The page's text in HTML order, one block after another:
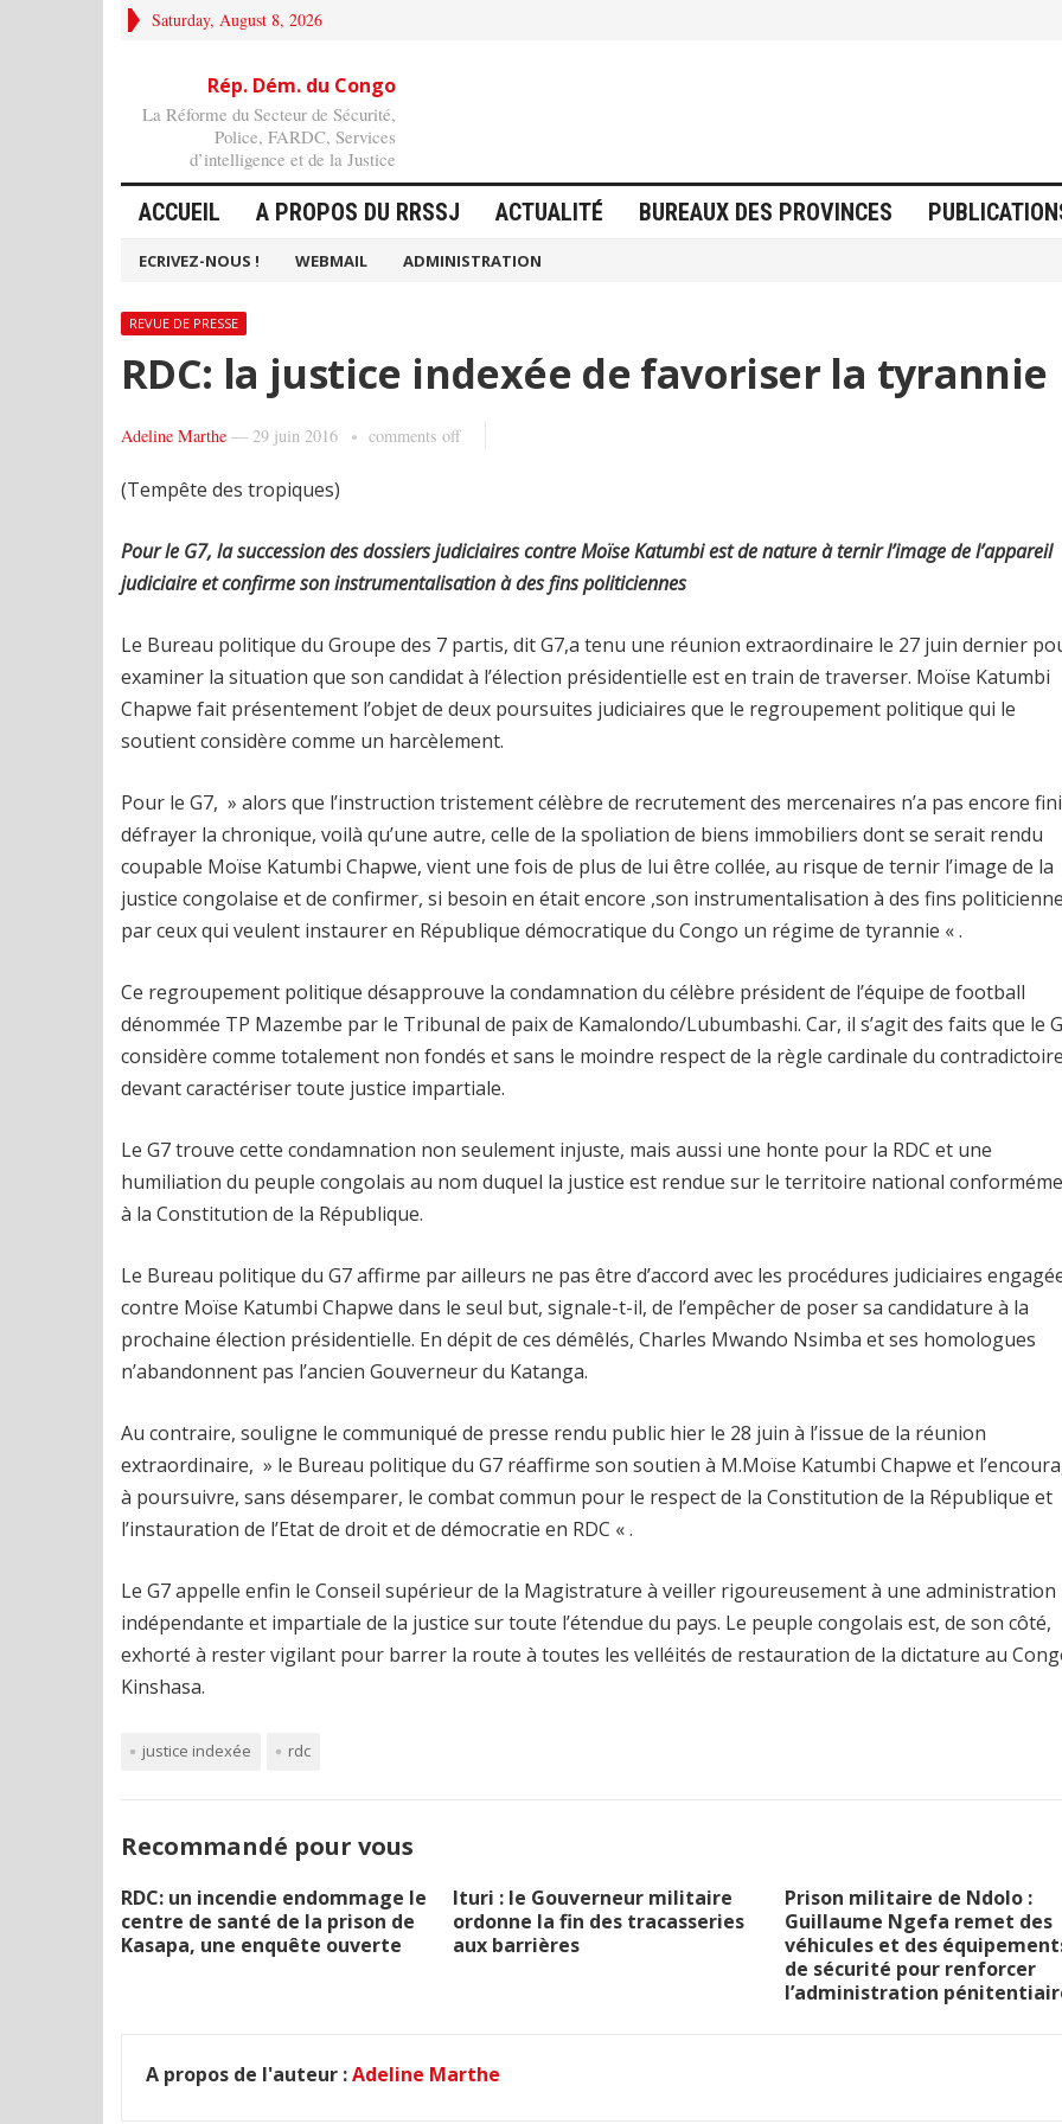
Saturday, August 8, 2026
Rép. Dém. du Congo
La Réforme du Secteur de Sécurité,
Police, FARDC, Services
d’intelligence et de la Justice
ACCUEIL A PROPOS DU RRSSJ ACTUALITÉ BUREAUX DES PROVINCES
ECRIVEZ-NOUS ! WEBMAIL ADMINISTRATION
REVUE DE PRESSE
RDC: la justice indexée de favoriser la tyrannie
Adeline Marthe — 29 juin 2016 comments off
(Tempête des tropiques)
Pour le G7, la succession des dossiers judiciaires contre Moïse Katumbi est de nature à ternir l’image de l’appareil
judiciaire et confirme son instrumentalisation à des fins politiciennes
Le Bureau politique du Groupe des 7 partis, dit G7,a tenu une réunion extraordinaire le 27 juin dernier
examiner la situation que son candidat à l’élection présidentielle est en train de traverser. Moïse Katumbi
Chapwe fait présentement l’objet de deux poursuites judiciaires que le regroupement politique qui le
soutient considère comme un harcèlement.
Pour le G7, » alors que l’instruction tristement célèbre de recrutement des mercenaires n’a pas encore
défrayer la chronique, voilà qu’une autre, celle de la spoliation de biens immobiliers dont se serait rendu
coupable Moïse Katumbi Chapwe, vient une fois de plus de lui être collée, au risque de ternir l’image de la
justice congolaise et de confirmer, si besoin en était encore ,son instrumentalisation à des fins
par ceux qui veulent instaurer en République démocratique du Congo un régime de tyrannie « .
Ce regroupement politique désapprouve la condamnation du célèbre président de l’équipe de football
dénommée TP Mazembe par le Tribunal de paix de Kamalondo/Lubumbashi. Car, il s’agit des faits que le
considère comme totalement non fondés et sans le moindre respect de la règle cardinale du contradictoire
devant caractériser toute justice impartiale.
Le G7 trouve cette condamnation non seulement injuste, mais aussi une honte pour la RDC et une
humiliation du peuple congolais au nom duquel la justice est rendue sur le territoire national
à la Constitution de la République.
Le Bureau politique du G7 affirme par ailleurs ne pas être d’accord avec les procédures judiciaires
contre Moïse Katumbi Chapwe dans le seul but, signale-t-il, de l’empêcher de poser sa candidature à la
prochaine élection présidentielle. En dépit de ces démêlés, Charles Mwando Nsimba et ses homologues
n’abandonnent pas l’ancien Gouverneur du Katanga.
Au contraire, souligne le communiqué de presse rendu public hier le 28 juin à l’issue de la réunion
extraordinaire, » le Bureau politique du G7 réaffirme son soutien à M.Moïse Katumbi Chapwe et
à poursuivre, sans désemparer, le combat commun pour le respect de la Constitution de la République et
l’instauration de l’Etat de droit et de démocratie en RDC « .
Le G7 appelle enfin le Conseil supérieur de la Magistrature à veiller rigoureusement à une administration
indépendante et impartiale de la justice sur toute l’étendue du pays. Le peuple congolais est, de son côté,
exhorté à rester vigilant pour barrer la route à toutes les velléités de restauration de la dictature au
Kinshasa.
justice indexée rdc
Recommandé pour vous
RDC: un incendie endommage le
centre de santé de la prison de
Kasapa, une enquête ouverte
Ituri : le Gouverneur militaire
ordonne la fin des tracasseries
aux barrières
Prison militaire de Ndolo :
Guillaume Ngefa remet des
véhicules et des
de sécurité pour renforcer
l’administration
A propos de l'auteur :Adeline Marthe